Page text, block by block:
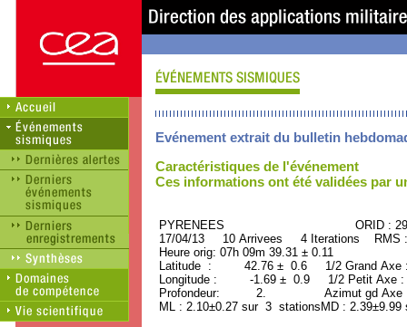
Evénement extrait du bulletin
Caractéristiques de l'événement
Ces informations ont été validées par
PYRENEES ORID :
17/04/13 10 Arrivees 4 Iterations RMS
Heure orig: 07h 09m 39.31 ± 0.11
Latitude : 42.76 ± 0.6 1/2 Grand
Longitude : -1.69 ± 0.9 1/2 Petit Axe
Profondeur: 2. Azimut gd Axe :
ML : 2.10±0.27 sur 3 stationsMD :